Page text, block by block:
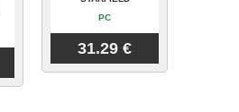
PC
31.29 €